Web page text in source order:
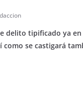
delito tipificado ya
como se castigará